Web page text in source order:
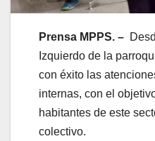
Prensa MPPS. –
Izquierdo de la
con éxito las
internas, con el
habitantes de este
colectivo.